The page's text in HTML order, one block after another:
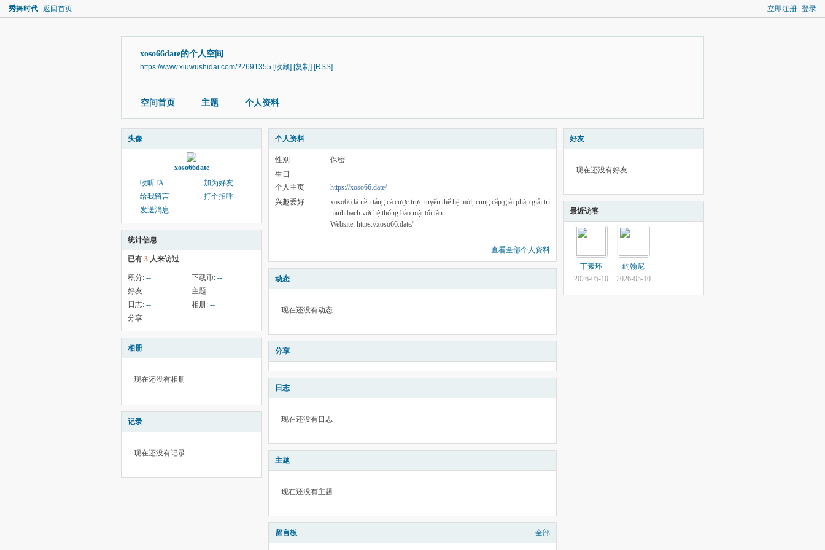
立即注册 登录
秀舞时代 返回首页
xoso66date的个人空间
https://www.xiuwushidai.com/?2691355 [收藏] [复制] [RSS]
空间首页 主题 个人资料
头像
xoso66date
收听TA
加为好友
给我留言
打个招呼
发送消息
统计信息
已有 3 人来访过
积分: -- 下载币: --
好友: -- 主题: --
日志: -- 相册: --
分享: --
相册
现在还没有相册
记录
现在还没有记录
个人资料
性别
保密
生日
个人主页
https://xoso66.date/
兴趣爱好
xoso66 là nền tảng cá cược trực tuyến thế hệ mới, cung cấp giải pháp giải trí
minh bạch với hệ thống bảo mật tối tân.
Website: https://xoso66.date/
查看全部个人资料
动态
现在还没有动态
分享
日志
现在还没有日志
主题
现在还没有主题
留言板 全部
好友
现在还没有好友
最近访客
丁素环
2026-05-10
约翰尼
2026-05-10